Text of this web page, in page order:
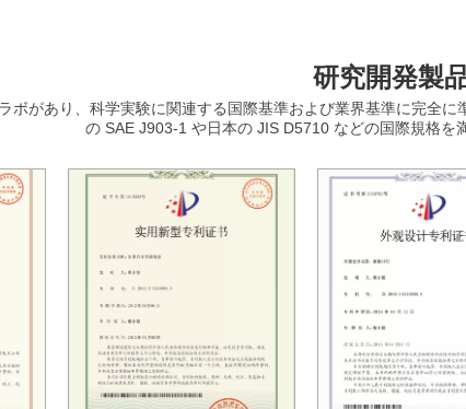
研究開発製
ボがあり、科学実験に関連する国際基準および業界基準に完全
の SAE J903-1 や日本の JIS D5710 などの国際規格を